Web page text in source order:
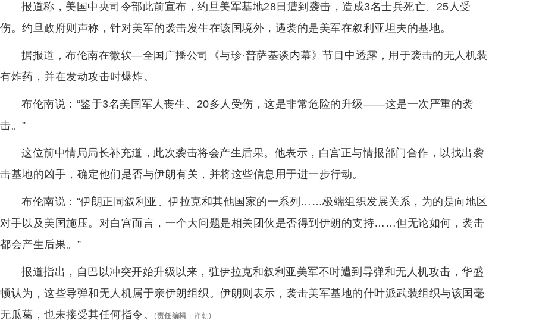
报道称，美国中央司令部此前宣布，约旦美军基地28日遭到袭击，造成3名士兵死亡、25人受
伤。约旦政府则声称，针对美军的袭击发生在该国境外，遇袭的是美军在叙利亚坦夫的基地。
据报道，布伦南在微软—全国广播公司《与珍·普萨基谈内幕》节目中透露，用于袭击的无人机装
有炸药，并在发动攻击时爆炸。
布伦南说：“鉴于3名美国军人丧生、20多人受伤，这是非常危险的升级——这是一次严重的袭
击。”
这位前中情局局长补充道，此次袭击将会产生后果。他表示，白宫正与情报部门合作，以找出袭
击基地的凶手，确定他们是否与伊朗有关，并将这些信息用于进一步行动。
布伦南说：“伊朗正同叙利亚、伊拉克和其他国家的一系列……极端组织发展关系，为的是向地区
对手以及美国施压。对白宫而言，一个大问题是相关团伙是否得到伊朗的支持……但无论如何，袭击
都会产生后果。”
报道指出，自巴以冲突开始升级以来，驻伊拉克和叙利亚美军不时遭到导弹和无人机攻击，华盛
顿认为，这些导弹和无人机属于亲伊朗组织。伊朗则表示，袭击美军基地的什叶派武装组织与该国毫
无瓜葛，也未接受其任何指令。
(责任编辑 ： 许朝)